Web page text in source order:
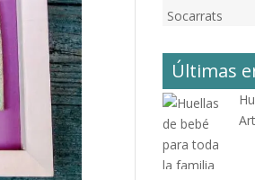
Socarrats
Últimas